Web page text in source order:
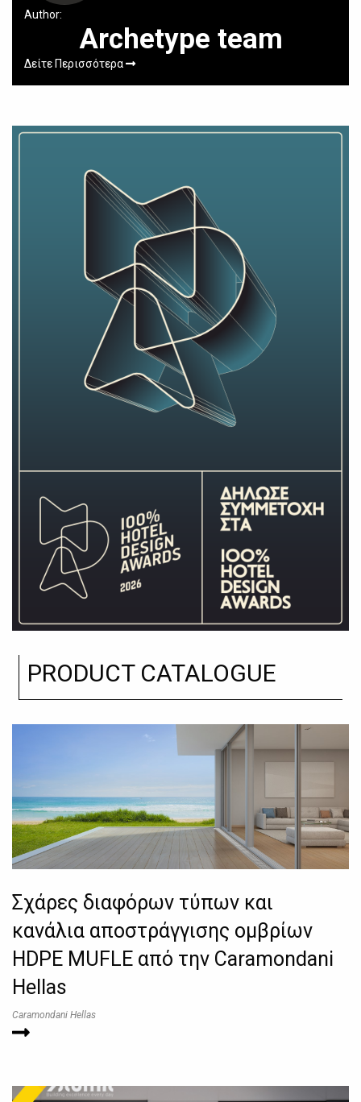
Author:
Archetype team
Δείτε Περισσότερα
PRODUCT CATALOGUE
Σχάρες διαφόρων τύπων και
κανάλια αποστράγγισης ομβρίων
HDPE MUFLE από την Caramondani
Hellas
Caramondani Hellas